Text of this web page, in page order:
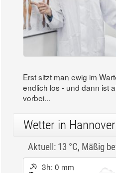
Erst sitzt man ewig im
endlich los - und dann ist
vorbei...
Wetter in Hannover
Aktuell: 13 °C, Mäßig
3h: 0 mm